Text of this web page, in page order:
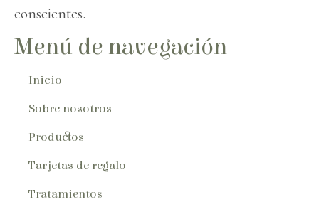
conscientes.
Menú de navegación
Inicio
Sobre nosotros
Productos
Tarjetas de regalo
Tratamientos